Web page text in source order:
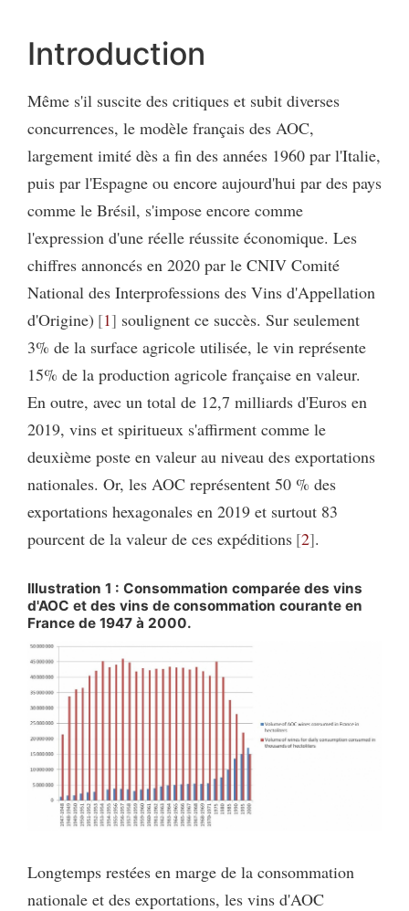
Introduction
Même s'il suscite des critiques et subit diverses
concurrences, le modèle français des AOC,
largement imité dès a fin des années 1960 par l'Italie,
puis par l'Espagne ou encore aujourd'hui par des pays
comme le Brésil, s'impose encore comme
l'expression d'une réelle réussite économique. Les
chiffres annoncés en 2020 par le CNIV Comité
National des Interprofessions des Vins d'Appellation
d'Origine) 1
soulignent ce succès. Sur seulement
3% de la surface agricole utilisée, le vin représente
15% de la production agricole française en valeur.
En outre, avec un total de 12,7 milliards d'Euros en
2019, vins et spiritueux s'affirment comme le
deuxième poste en valeur au niveau des exportations
nationales. Or, les AOC représentent 50 % des
exportations hexagonales en 2019 et surtout 83
pourcent de la valeur de ces expéditions 2 .
Illustration 1 : Consommation comparée des vins
d'AOC et des vins de consommation courante en
France de 1947 à 2000.
Longtemps restées en marge de la consommation
nationale et des exportations, les vins d'AOC